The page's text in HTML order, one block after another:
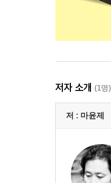
저자 소개 (1명)
저 : 마윤제